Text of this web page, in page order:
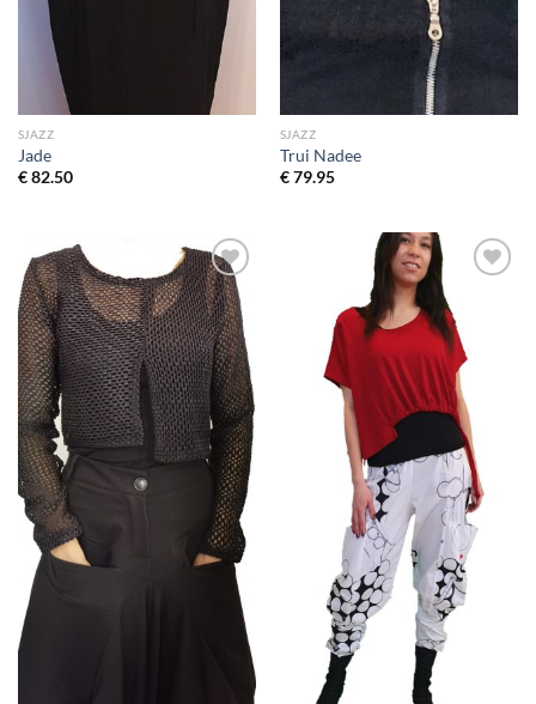
SJAZZ
Jade
€82.50
SJAZZ
Trui Nadee
€79.95
Toevoegen
aan
wenslijst
Toevoegen
wenslijst